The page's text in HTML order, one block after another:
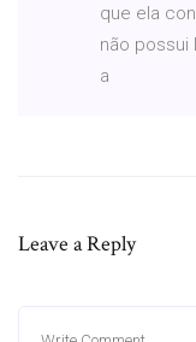
que ela
não possui
a
Leave a Reply